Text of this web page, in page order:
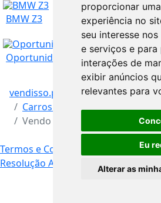
proporcionar
experiência no
seu interesse
e serviços e para
interações de
exibir anúncios
relevantes para
Eu
Alterar as
BMW Z3
Oportunidade Audi
vendisso.pt Resultados
Carros e Autocaravanas
Vendo uma carrinha Astra opel
Termos e Condições
Livro de
Resolução Alternativa de Litígios